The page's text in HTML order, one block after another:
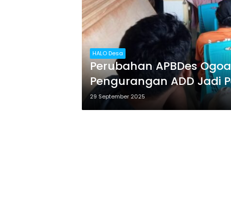
HALO Desa
Perubahan APBDes
Pengurangan ADD Jadi
29 September 2025